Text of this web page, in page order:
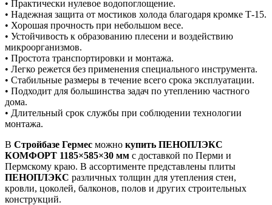
• Практически нулевое водопоглощение.
• Надежная защита от мостиков холода благодаря кромке Т-15.
• Хорошая прочность при небольшом весе.
• Устойчивость к образованию плесени и воздействию
микроорганизмов.
• Простота транспортировки и монтажа.
• Легко режется без применения специального инструмента.
• Стабильные размеры в течение всего срока эксплуатации.
• Подходит для большинства задач по утеплению частного
дома.
• Длительный срок службы при соблюдении технологии
монтажа.
В Стройбазе Гермес можно купить ПЕНОПЛЭКС
КОМФОРТ 1185×585×30 мм с доставкой по Перми и
Пермскому краю. В ассортименте представлены плиты
ПЕНОПЛЭКС различных толщин для утепления стен,
кровли, цоколей, балконов, полов и других строительных
конструкций.